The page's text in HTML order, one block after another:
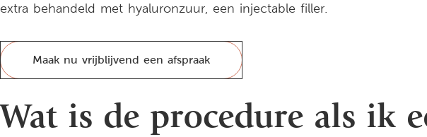
extra behandeld met hyaluronzuur, een injectable filler.
Maak nu vrijblijvend een afspraak
Wat is de procedure als ik